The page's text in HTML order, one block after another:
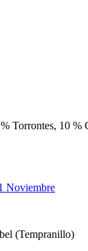
Torrontes, 10 %
Noviembre
(Tempranillo)